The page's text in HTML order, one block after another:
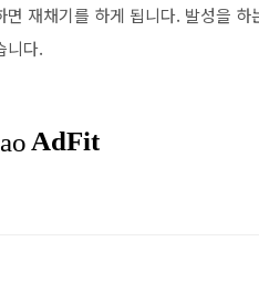
재채기를 하게 됩니다. 발성을
니다.